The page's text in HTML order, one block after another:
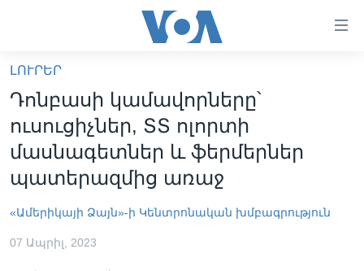
հիմնական
բովանդակությանը
անցնել
հիմնական
բովանդակությանը
հիմնական
ԼՈՒՐԵՐ
ՍՓՅՈՒՌՔ
ՏԵՍԱՆՅՈՒԹԵՐ
ԼՈՒՐԵՐ
Դոնբասի կամավորները՝
ուսուցիչներ, ՏՏ ոլորտի
մասնագետներ և ֆերմերներ
պատերազմից առաջ
«Ամերիկայի Ձայն»-ի Կենտրոնական խմբագրություն
07 Ապրիլ, 2023